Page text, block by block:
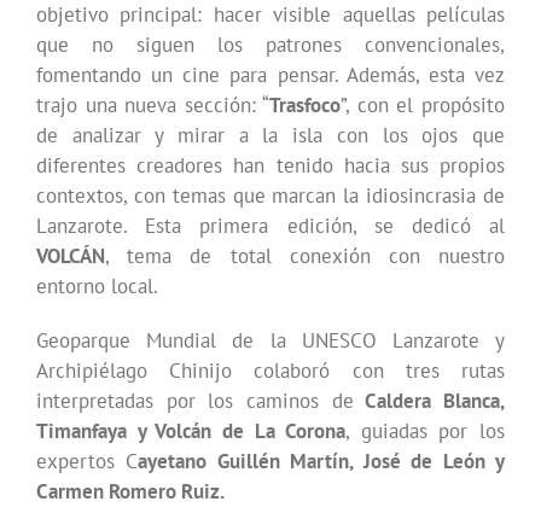
objetivo principal: hacer visible aquellas películas
que no siguen los patrones convencionales,
fomentando un cine para pensar. Además, esta vez
trajo una nueva sección: “Trasfoco”, con el propósito
de analizar y mirar a la isla con los ojos que
diferentes creadores han tenido hacia sus propios
contextos, con temas que marcan la idiosincrasia de
Lanzarote. Esta primera edición, se dedicó al
VOLCÁN, tema de total conexión con nuestro
entorno local.
Geoparque Mundial de la UNESCO Lanzarote y
Archipiélago Chinijo colaboró con tres rutas
interpretadas por los caminos de Caldera Blanca,
Timanfaya y Volcán de La Corona, guiadas por los
expertos Cayetano Guillén Martín, José de León y
Carmen Romero Ruiz.